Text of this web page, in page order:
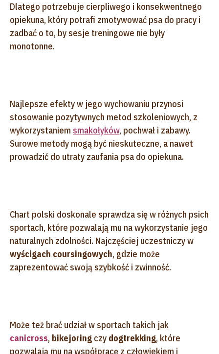
Dlatego potrzebuje cierpliwego i konsekwentnego
opiekuna, który potrafi zmotywować psa do pracy i
zadbać o to, by sesje treningowe nie były
monotonne.
Najlepsze efekty w jego wychowaniu przynosi
stosowanie pozytywnych metod szkoleniowych, z
wykorzystaniem smakołyków, pochwał i zabawy.
Surowe metody mogą być nieskuteczne, a nawet
prowadzić do utraty zaufania psa do opiekuna.
Chart polski doskonale sprawdza się w różnych psich
sportach, które pozwalają mu na wykorzystanie jego
naturalnych zdolności. Najczęściej uczestniczy w
wyścigach coursingowych, gdzie może
zaprezentować swoją szybkość i zwinność.
Może też brać udział w sportach takich jak
canicross, bikejoring czy dogtrekking, które
pozwalają mu na współpracę z człowiekiem i